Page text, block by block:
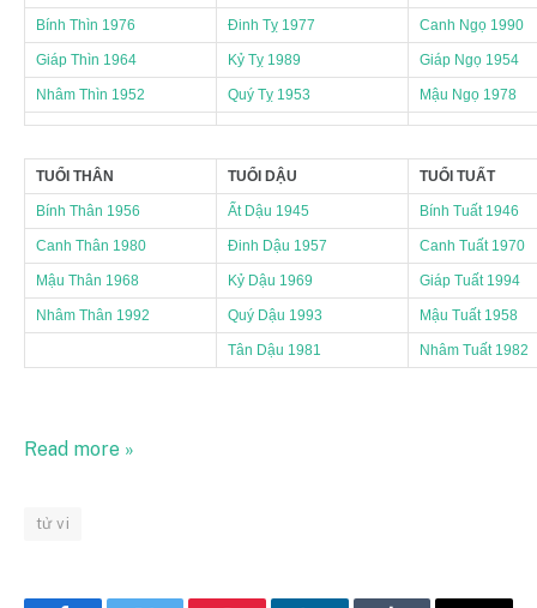
Bính Thìn 1976 Đinh Tỵ 1977 Canh Ngọ 1990
Giáp Thìn 1964 Kỷ Tỵ 1989 Giáp Ngọ 1954
Nhâm Thìn 1952 Quý Tỵ 1953 Mậu Ngọ 1978
TUỔI THÂN TUỔI DẬU TUỔI TUẤT
Bính Thân 1956 Ất Dậu 1945 Bính Tuất 1946
Canh Thân 1980 Đinh Dậu 1957 Canh Tuất 1970
Mậu Thân 1968 Kỷ Dậu 1969 Giáp Tuất 1994
Nhâm Thân 1992 Quý Dậu 1993 Mậu Tuất 1958
Tân Dậu 1981 Nhâm Tuất 1982
Read more »
tử vi